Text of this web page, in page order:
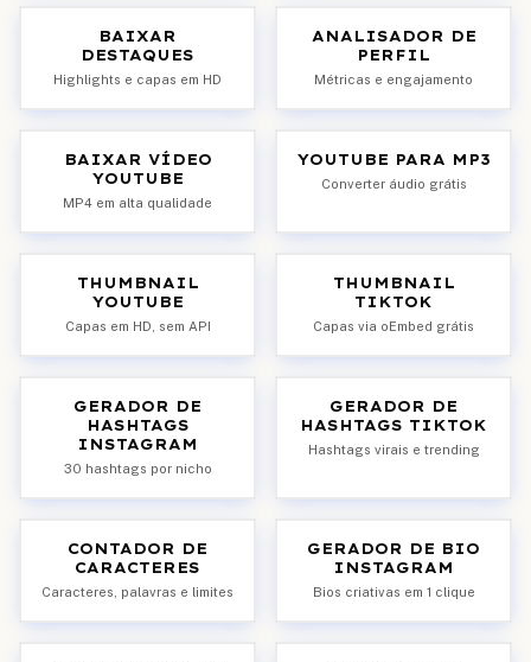
BAIXAR
DESTAQUES
Highlights e capas em HD
ANALISADOR DE
PERFIL
Métricas e engajamento
BAIXAR VÍDEO
YOUTUBE
MP4 em alta qualidade
YOUTUBE PARA MP3
Converter áudio grátis
THUMBNAIL
YOUTUBE
Capas em HD, sem API
THUMBNAIL
TIKTOK
Capas via oEmbed grátis
GERADOR DE
HASHTAGS
INSTAGRAM
30 hashtags por nicho
GERADOR DE
HASHTAGS TIKTOK
Hashtags virais e trending
CONTADOR DE
CARACTERES
Caracteres, palavras e limites
GERADOR DE BIO
INSTAGRAM
Bios criativas em 1 clique